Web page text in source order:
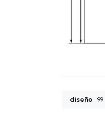
diseño 99